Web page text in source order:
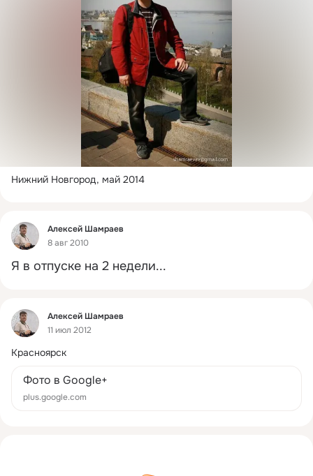
Нижний Новгород, май 2014
Фид
Алексей Шамраев
8 авг 2010
Я в отпуске на 2 недели...
Фид
Алексей Шамраев
11 июл 2012
Красноярск
Фото в Google+
plus.google.com